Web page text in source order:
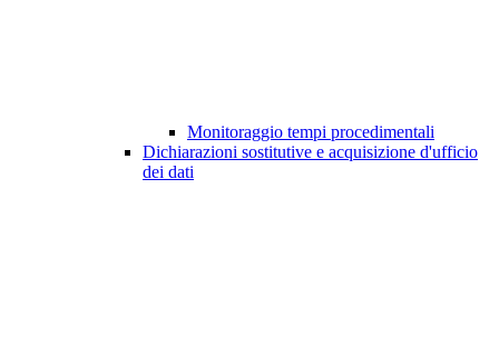
Monitoraggio tempi procedimentali
Dichiarazioni sostitutive e acquisizione d'ufficio
dei dati